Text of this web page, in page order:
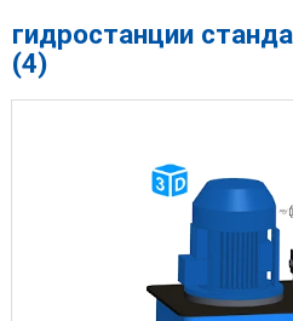
гидростанции
(4)